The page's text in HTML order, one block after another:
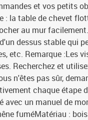
et vos petits
: la table de chevet
au mur
dessus stable qui
etc. Remarque :Les
Recherchez et
n'êtes pas sûr,
chaque étape
avec un manuel de
fuméMatériau : bois